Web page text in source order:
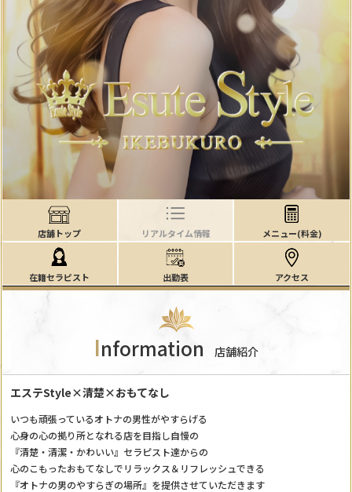
店舗トップ リアルタイム情報 メニュー(料金)
在籍セラピスト 出勤表 アクセス
Information 店舗紹介
エステStyle×清楚×おもてなし
いつも頑張っているオトナの男性がやすらげる
心身の心の拠り所となれる店を目指し自慢の
『清楚・清潔・かわいい』セラピスト達からの
心のこもったおもてなしでリラックス＆リフレッシュできる
『オトナの男のやすらぎの場所』を提供させていただきます